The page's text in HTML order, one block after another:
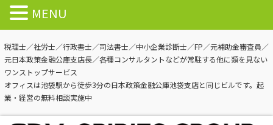
税理士／社労士／行政書士／司法書士／中小企業診断士／FP／元補助金審査員／
元日本政策金融公庫支店長／各種コンサルタントなどが常駐する他に類を見ない
ワンストップサービス
オフィスは池袋駅から徒歩3分の日本政策金融公庫池袋支店と同じビルです。起
業・経営の無料相談実施中
MENU